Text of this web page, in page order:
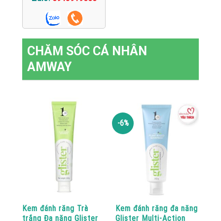
CHĂM SÓC CÁ NHÂN
AMWAY
Kem đánh răng Trà
trắng Đa năng Glister
-6%
Kem đánh răng đa năng
Glister Multi-Action